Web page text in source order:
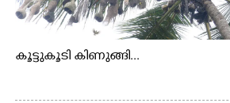
കൂട്ടുകൂടി കിണുങ്ങി...